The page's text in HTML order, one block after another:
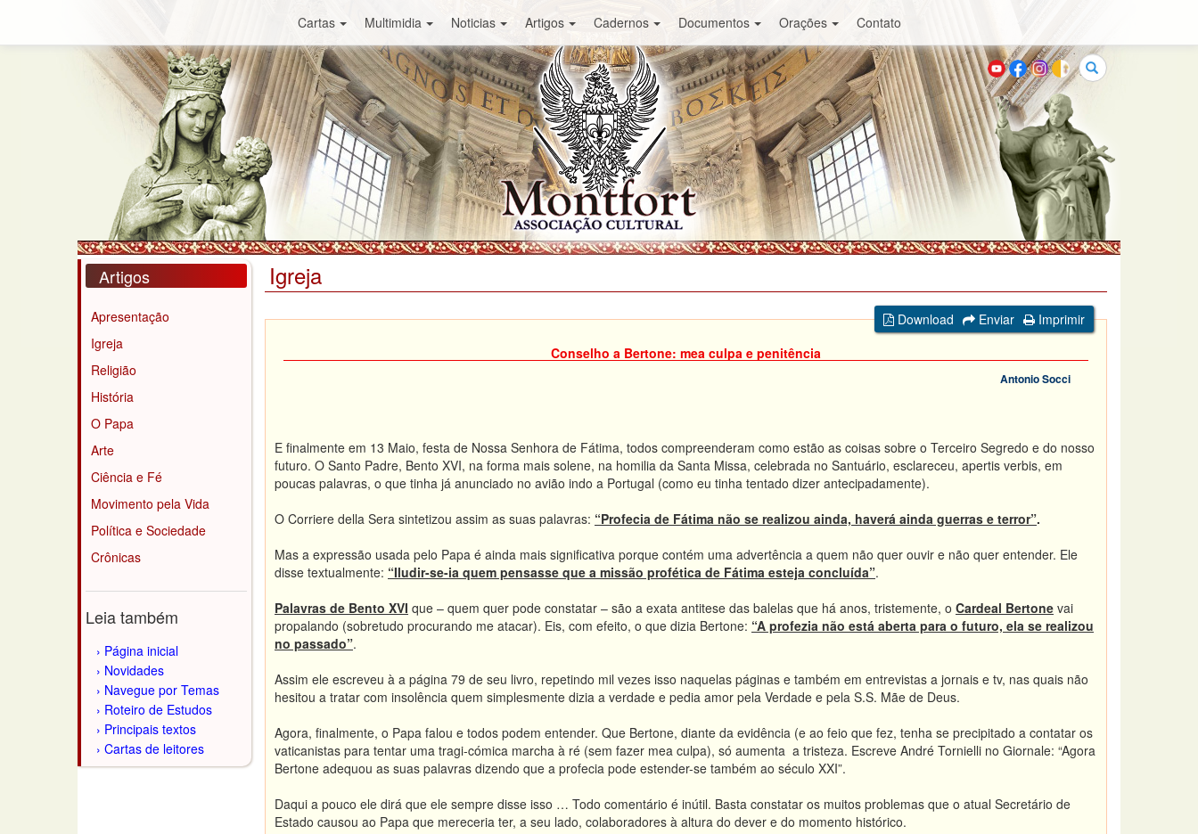
Cartas Multimidia Noticias Artigos Cadernos Documentos Orações Contato
Buscar
Artigos
Apresentação
Igreja
Religião
História
O Papa
Arte
Ciência e Fé
Movimento pela Vida
Política e Sociedade
Crônicas
Leia também
Página inicial
Novidades
Navegue por Temas
Roteiro de Estudos
Principais textos
Cartas de leitores
Igreja
Download Enviar
Imprimir
Conselho a Bertone: mea culpa e penitência
Antonio Socci
E finalmente em 13 Maio, festa de Nossa Senhora de Fátima, todos compreenderam como estão as coisas sobre o Terceiro Segredo e do nosso
futuro. O Santo Padre, Bento XVI, na forma mais solene, na homilia da Santa Missa, celebrada no Santuário, esclareceu, apertis verbis, em
poucas palavras, o que tinha já anunciado no avião indo a Portugal (como eu tinha tentado dizer antecipadamente).
O Corriere della Sera sintetizou assim as suas palavras: “Profecia de Fátima não se realizou ainda, haverá ainda guerras e terror”.
Mas a expressão usada pelo Papa é ainda mais significativa porque contém uma advertência a quem não quer ouvir e não quer entender. Ele
disse textualmente: “Iludir-se-ia quem pensasse que a missão profética de Fátima esteja concluída”.
Palavras de Bento XVI que – quem quer pode constatar – são a exata antitese das balelas que há anos, tristemente, o Cardeal Bertone vai
propalando (sobretudo procurando me atacar). Eis, com efeito, o que dizia Bertone: “A profezia não está aberta para o futuro, ela se realizou
no passado”.
Assim ele escreveu à a página 79 de seu livro, repetindo mil vezes isso naquelas páginas e também em entrevistas a jornais e tv, nas quais não
hesitou a tratar com insolência quem simplesmente dizia a verdade e pedia amor pela Verdade e pela S.S. Mãe de Deus.
Agora, finalmente, o Papa falou e todos podem entender. Que Bertone, diante da evidência (e ao feio que fez, tenha se precipitado a contatar os
vaticanistas para tentar uma tragi-cómica marcha à ré (sem fazer mea culpa), só aumenta a tristeza. Escreve André Tornielli no Giornale: “Agora
Bertone adequou as suas palavras dizendo que a profecia pode estender-se também ao século XXI”.
Daqui a pouco ele dirá que ele sempre disse isso … Todo comentário é inútil. Basta constatar os muitos problemas que o atual Secretário de
Estado causou ao Papa que mereceria ter, a seu lado, colaboradores à altura do dever e do momento histórico.